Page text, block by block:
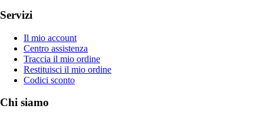
Servizi
Il mio account
Centro assistenza
Traccia il mio ordine
Restituisci il mio ordine
Codici sconto
Chi siamo